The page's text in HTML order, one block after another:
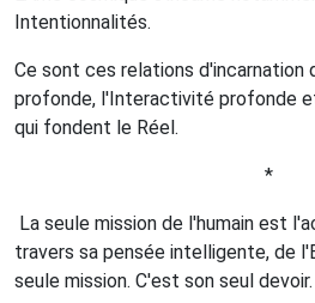
Intentionnalités.
Ce sont ces relations d'incarnation
profonde, l'Interactivité profonde
qui fondent le Réel.
*
La seule mission de l'humain est
travers sa pensée intelligente, de
seule mission. C'est son seul devoir.